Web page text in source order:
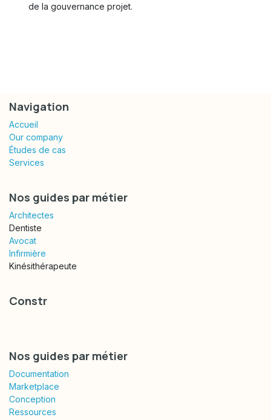
de la gouvernance projet.
Navigation
Accueil
Our company
Études de cas
Services
Nos guides par métier
Architectes
Dentiste
Avocat
Infirmière
Kinésithérapeute
Constr
Nos guides par métier
Documentation
Marketplace
Conception
Ressources